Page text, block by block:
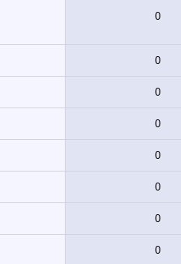
0
0
0
0
0
0
0
0